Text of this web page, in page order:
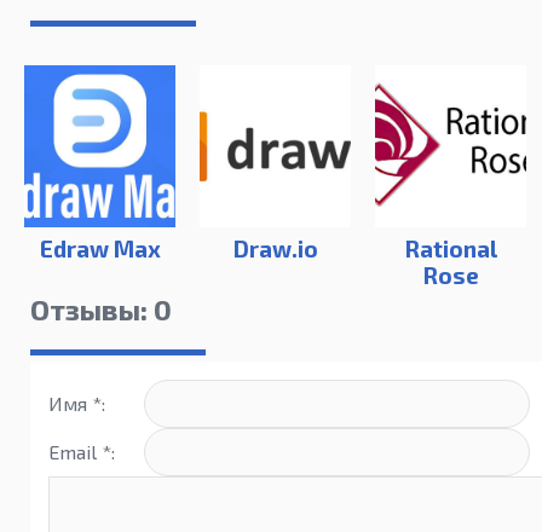
Edraw Max Draw.io
Rational
Rose
Отзывы: 0
Имя *:
Email *: